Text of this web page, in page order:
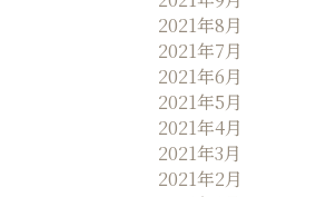
2021年8月
2021年7月
2021年6月
2021年5月
2021年4月
2021年3月
2021年2月